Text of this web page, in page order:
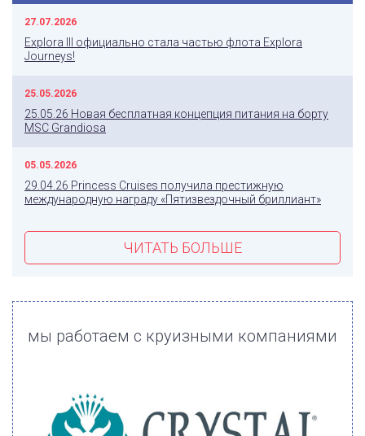
27.07.2026
Explora III официально стала частью флота Explora
Journeys!
25.05.2026
25.05.26 Новая бесплатная концепция питания на борту
MSC Grandiosa
05.05.2026
29.04.26 Princess Cruises получила престижную
международную награду «Пятизвездочный бриллиант»
ЧИТАТЬ БОЛЬШЕ
мы работаем с круизными компаниями